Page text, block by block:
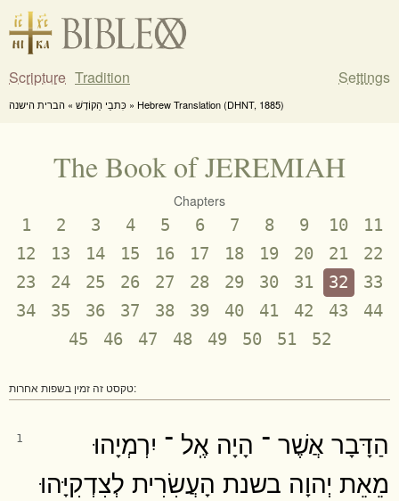
Scripture Tradition Settings
כִּתבֵי הַקוֹדֶשׁ » הברית הישנה » Hebrew Translation (DHNT, 1885)
The Book of JEREMIAH
Chapters
1 2 3 4 5 6 7 8 9 10
11
12
13 14 15 16 17 18 19 20 21
22
23
24 25 26 27 28 29 30 31 32
33
34
35 36 37 38 39 40 41 42 43
44
45
46 47 48 49 50 51 52
טקסט זה זמין בשפות אחרות:
1
הַדָּבָר אֲשֶׁר ־ הָיָה אֶֽל ־ יִרְמְיָהוּ
מֵאֵת יְהוָה בשנת הָעֲשִׂרִית לְצִדְקִיָּהוּ